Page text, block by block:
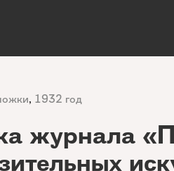
, 1932 год
журнала